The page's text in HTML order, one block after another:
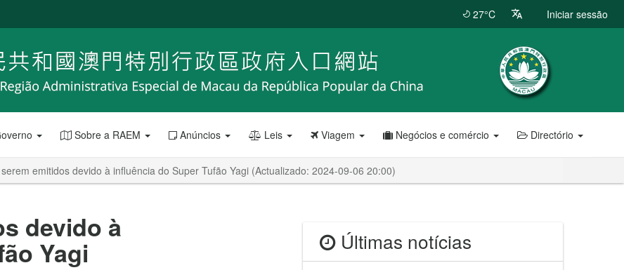
27°C Iniciar sessão
Sobre a RAEM Anúncios Leis Viagem Negócios e comércio Directório
emitidos devido à influência do Super Tufão Yagi (Actualizado: 2024-09-06 20:00)
devido à
Yagi Últimas notícias